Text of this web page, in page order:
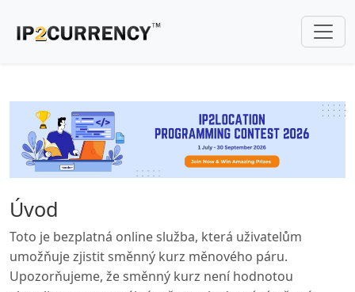
Úvod
Toto je bezplatná online služba, která uživatelům
umožňuje zjistit směnný kurz měnového páru.
Upozorňujeme, že směnný kurz není hodnotou